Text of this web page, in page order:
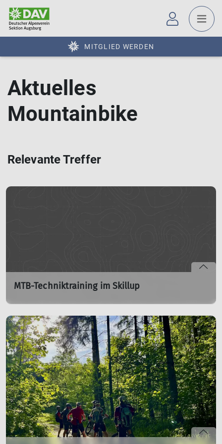
MITGLIED WERDEN
Aktuelles
Mountainbike
Relevante Treffer
MTB-Techniktraining im Skillup
Mi. 01.07.2026, 18:00 - 20:00 Uhr
Mi. 26.08.2026, 18:00 - 20:00 Uhr
weitere Termine
Mehr Sicherheit, mehr Flow und mehr Fahrspaß auf dem
Mountainbike! Wir zeigen euch im Skillup die wichtigsten
Fahrtechniken – von der Grundposition über
Kurvenfahren bis hin zum sicheren Überwinden kleiner
Hindernisse. Auch Fortgeschrittene kommen auf ihre
Kosten: Das Training bietet erfahrenen
Mountainbikerinnen und Mountainbikern die
Möglichkeit, ihre Technik gezielt weiterzuentwickeln.
Fortgeschrittene können an anspruchsvolleren Übungen